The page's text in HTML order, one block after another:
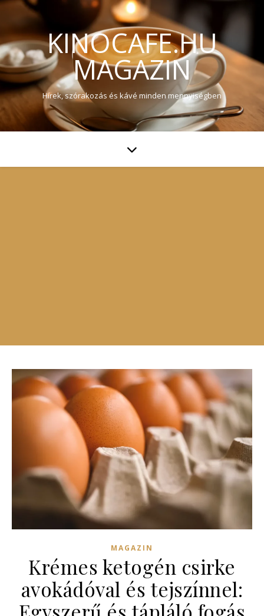
KINOCAFE.HU
MAGAZIN
Hírek, szórakozás és kávé minden mennyiségben
MAGAZIN
Krémes ketogén csirke
avokádóval és tejszínnel: